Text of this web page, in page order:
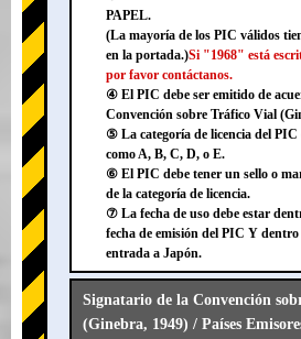
PAPEL.
(La mayoría de los PIC válidos
en la portada.)Si "1968" está
por favor contáctanos.
④ El PIC debe ser emitido de
Convención sobre Tráfico Vial
⑤ La categoría de licencia del PIC
como A, B, C, D, o E.
⑥ El PIC debe tener un sello o
de la categoría de licencia.
⑦ La fecha de uso debe estar
fecha de emisión del PIC Y
entrada a Japón.
Signatario de la Convención
(Ginebra, 1949) / Países